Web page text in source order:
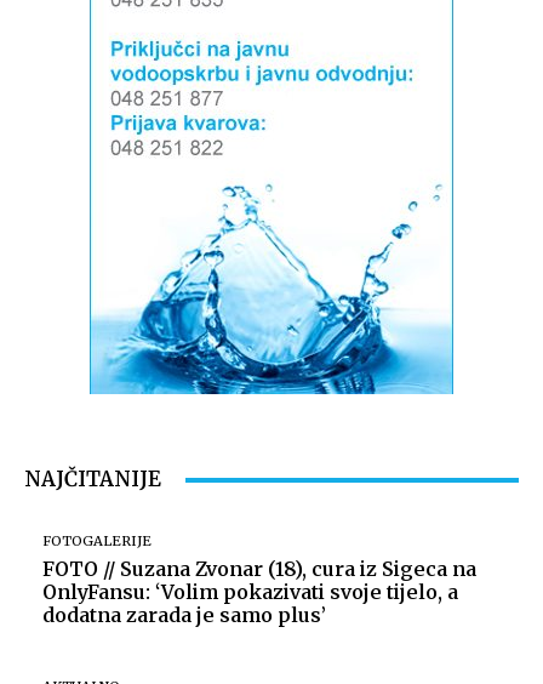
NAJČITANIJE
FOTOGALERIJE
FOTO // Suzana Zvonar (18), cura iz Sigeca na
OnlyFansu: ‘Volim pokazivati svoje tijelo, a
dodatna zarada je samo plus’